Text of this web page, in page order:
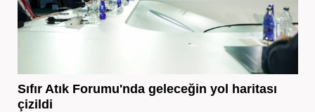
Sıfır Atık Forumu'nda geleceğin yol haritası
çizildi